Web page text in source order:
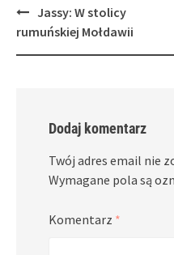
Post
navigation
Jassy: W stolicy
rumuńskiej Mołdawii
Dodaj komentarz
Twój adres email nie
Wymagane pola są
Komentarz *